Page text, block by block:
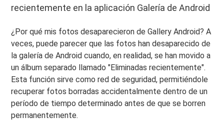
recientemente en la aplicación Galería de Android
¿Por qué mis fotos desaparecieron de Gallery Android? A
veces, puede parecer que las fotos han desaparecido de
la galería de Android cuando, en realidad, se han movido a
un álbum separado llamado "Eliminadas recientemente".
Esta función sirve como red de seguridad, permitiéndole
recuperar fotos borradas accidentalmente dentro de un
período de tiempo determinado antes de que se borren
permanentemente.